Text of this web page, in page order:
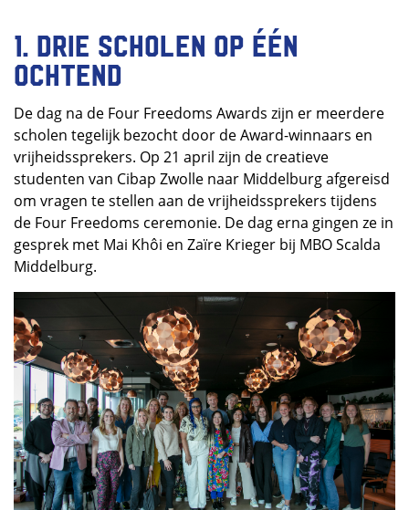
1. Drie scholen op één
ochtend
De dag na de Four Freedoms Awards zijn er meerdere
scholen tegelijk bezocht door de Award-winnaars en
vrijheidssprekers. Op 21 april zijn de creatieve
studenten van Cibap Zwolle naar Middelburg afgereisd
om vragen te stellen aan de vrijheidssprekers tijdens
de Four Freedoms ceremonie. De dag erna gingen ze in
gesprek met Mai Khôi en Zaïre Krieger bij MBO Scalda
Middelburg.